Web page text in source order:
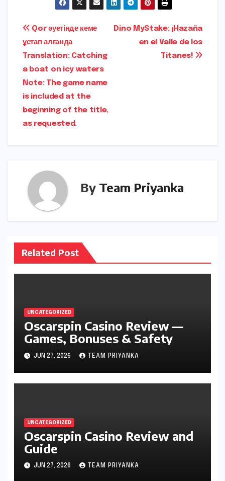
o
o
k
d
o
n
p
n
r
m r
ar
e
Post
navigation
Dino MyStake: ¡Hazaña
en el Valle de los
Titanes!
Qor әуетінде кеме
ұстап алғанда
Translation: Catching
a boat on icy waters
Note: The game name
is included at the
beginning of the title,
as requested.
By Team Priyanka
Related Post
UNCATEGORIZED
Oscarspin Casino Review —
Games, Bonuses & Safety
JUN 27, 2026 TEAM PRIYANKA
UNCATEGORIZED
Oscarspin Casino Review and
Guide
JUN 27, 2026 TEAM PRIYANKA